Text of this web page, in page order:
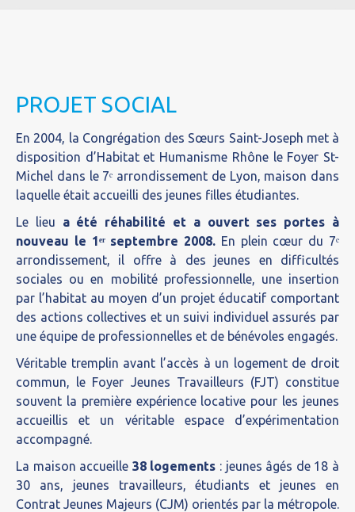
PROJET SOCIAL
En 2004, la Congrégation des Sœurs Saint-Joseph met à
disposition d’Habitat et Humanisme Rhône le Foyer St-
Michel dans le 7ᵉ arrondissement de Lyon, maison dans
laquelle était accueilli des jeunes filles étudiantes.
Le lieu a été réhabilité et a ouvert ses portes à
nouveau le 1ᵉʳ septembre 2008. En plein cœur du 7ᵉ
arrondissement, il offre à des jeunes en difficultés
sociales ou en mobilité professionnelle, une insertion
par l’habitat au moyen d’un projet éducatif comportant
des actions collectives et un suivi individuel assurés par
une équipe de professionnelles et de bénévoles engagés.
Véritable tremplin avant l’accès à un logement de droit
commun, le Foyer Jeunes Travailleurs (FJT) constitue
souvent la première expérience locative pour les jeunes
accueillis et un véritable espace d’expérimentation
accompagné.
La maison accueille 38 logements : jeunes âgés de 18 à
30 ans, jeunes travailleurs, étudiants et jeunes en
Contrat Jeunes Majeurs (CJM) orientés par la métropole.